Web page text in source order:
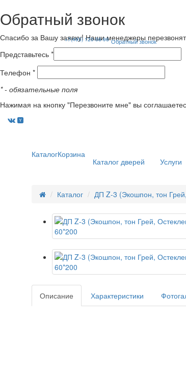
+7(495) 120-56-96 Обратный звонок
Обратный звонок
Спасибо за Вашу заявку! Наши менеджеры
Представьтесь *
Телефон *
*- обязательные поля
Нажимая на кнопку "Перезвоните мне" вы
КаталогКорзина
Каталог дверей Услуги
Каталог ДП Z-3 (Экошпон, тон
Описание Характеристики